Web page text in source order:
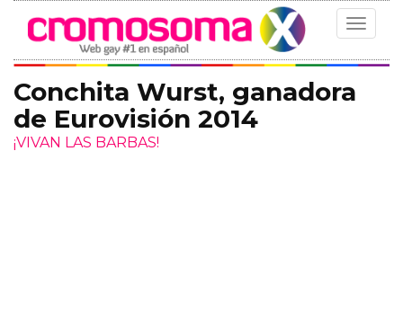
Toggle
Conchita Wurst, ganadora
de Eurovisión 2014
¡VIVAN LAS BARBAS!